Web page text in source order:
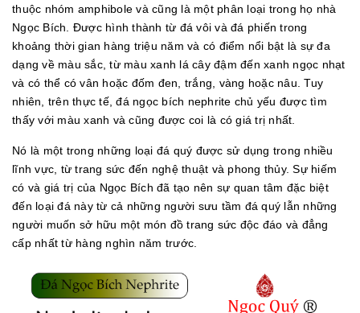
thuộc nhóm amphibole và cũng là một phân loại trong họ nhà
Ngọc Bích. Được hình thành từ đá vôi và đá phiến trong
khoảng thời gian hàng triệu năm và có điểm nổi bật là sự đa
dạng về màu sắc, từ màu xanh lá cây đậm đến xanh ngọc nhạt
và có thể có vân hoặc đốm đen, trắng, vàng hoặc nâu. Tuy
nhiên, trên thực tế, đá ngọc bích nephrite chủ yếu được tìm
thấy với màu xanh và cũng được coi là có giá trị nhất.
Nó là một trong những loại đá quý được sử dụng trong nhiều
lĩnh vực, từ trang sức đến nghệ thuật và phong thủy. Sự hiếm
có và giá trị của Ngọc Bích đã tạo nên sự quan tâm đặc biệt
đến loại đá này từ cả những người sưu tầm đá quý lẫn những
người muốn sở hữu một món đồ trang sức độc đáo và đẳng
cấp nhất từ hàng nghìn năm trước.